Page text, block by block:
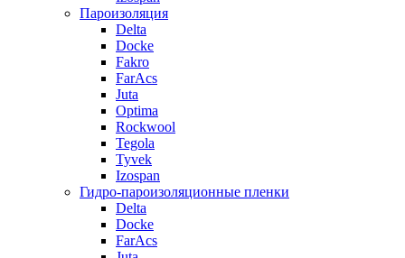
Пароизоляция
Delta
Docke
Fakro
FarAcs
Juta
Optima
Rockwool
Tegola
Tyvek
Izospan
Гидро-пароизоляционные пленки
Delta
Docke
FarAcs